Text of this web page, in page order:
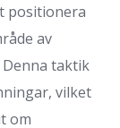
positionera
av
taktik
vilket
om